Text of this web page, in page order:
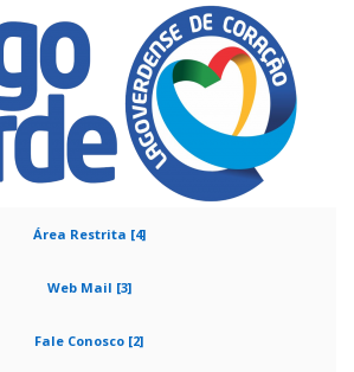
Área Restrita [4]
Web Mail [3]
Fale Conosco [2]